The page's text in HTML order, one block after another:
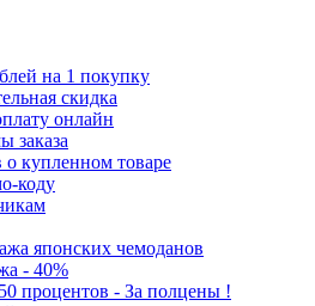
на 1 покупку
скидка
онлайн
заказа
о купленном товаре
коду
японских чемоданов
- 40%
процентов - За полцены !